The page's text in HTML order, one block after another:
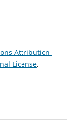
Attribution-
License.